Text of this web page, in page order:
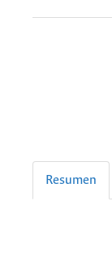
Resumen